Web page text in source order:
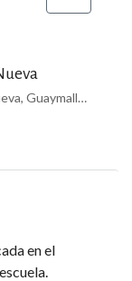
Guaymallén
en el